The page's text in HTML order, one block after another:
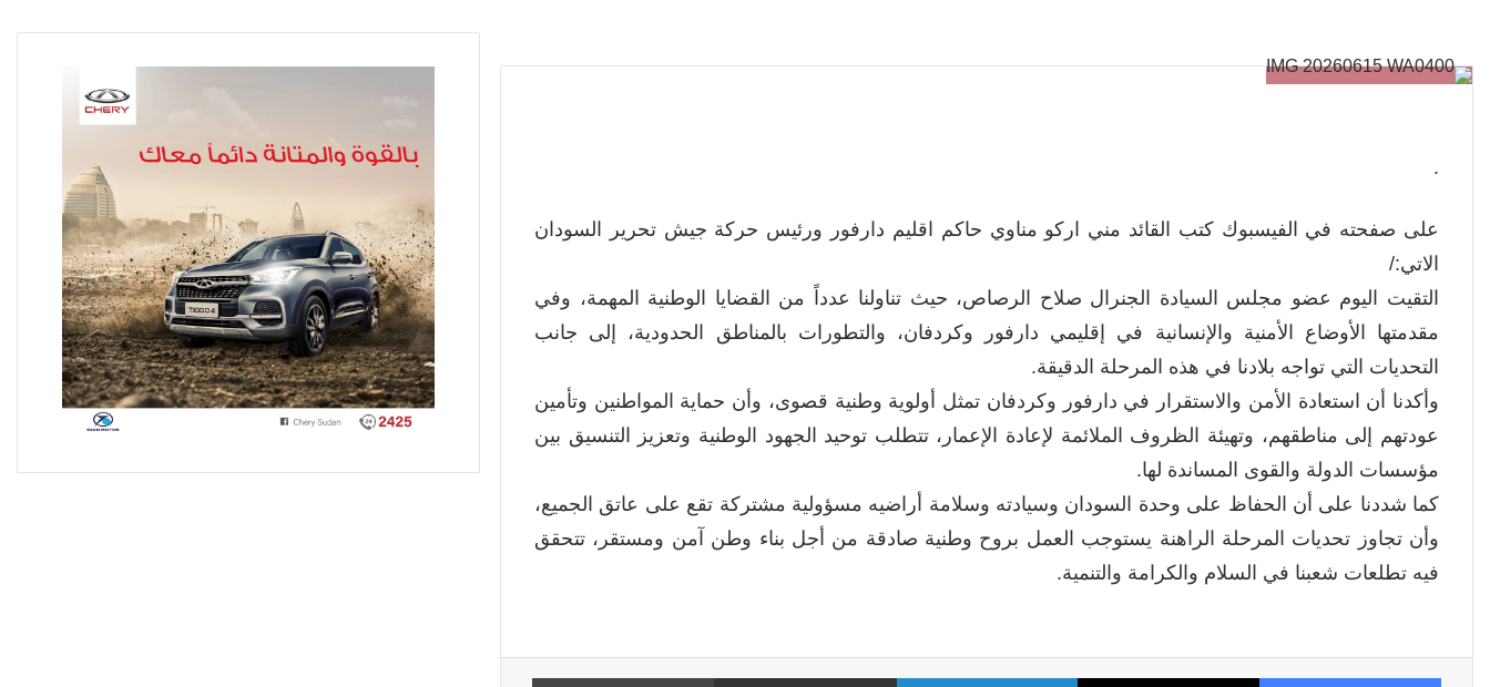
.
على صفحته في الفيسبوك كتب القائد مني اركو مناوي حاكم اقليم دارفور ورئيس حركة جيش تحرير السودان
الاتي:/
التقيت اليوم عضو مجلس السيادة الجنرال صلاح الرصاص، حيث تناولنا عدداً من القضايا الوطنية المهمة، وفي
مقدمتها الأوضاع الأمنية والإنسانية في إقليمي دارفور وكردفان، والتطورات بالمناطق الحدودية، إلى جانب
التحديات التي تواجه بلادنا في هذه المرحلة الدقيقة.
وأكدنا أن استعادة الأمن والاستقرار في دارفور وكردفان تمثل أولوية وطنية قصوى، وأن حماية المواطنين وتأمين
عودتهم إلى مناطقهم، وتهيئة الظروف الملائمة لإعادة الإعمار، تتطلب توحيد الجهود الوطنية وتعزيز التنسيق بين
مؤسسات الدولة والقوى المساندة لها.
كما شددنا على أن الحفاظ على وحدة السودان وسيادته وسلامة أراضيه مسؤولية مشتركة تقع على عاتق الجميع،
وأن تجاوز تحديات المرحلة الراهنة يستوجب العمل بروح وطنية صادقة من أجل بناء وطن آمن ومستقر، تتحقق
فيه تطلعات شعبنا في السلام والكرامة والتنمية.
فيسبوك X لينكدإن مشاركة عبر البريد طباعة